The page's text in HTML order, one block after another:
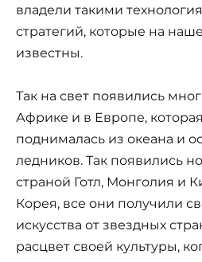
владели такими
стратегий, которые на
известны.
Так на свет появились
Африке и в Европе,
поднималась из океана и
ледников. Так появились
страной Готл, Монголия и
Корея, все они получили
искусства от звездных
расцвет своей культуры,